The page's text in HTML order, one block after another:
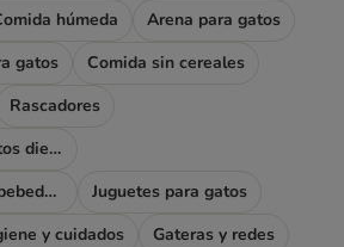
húmeda
Arena para gatos
gatos
Comida sin cereales
Rascadores
Vitaminas y suplementos dietéticos
Comederos, fuentes y bebederos
Juguetes para gatos
y cuidados
Gateras y redes